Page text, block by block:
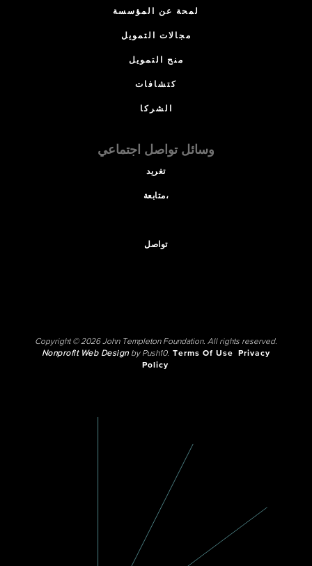
لمحة عن المؤسسة
مجالات التمويل
منح التمويل
كتشافات
الشركا
وسائل تواصل اجتماعي
تغريد
متابعة،
تواصل
Copyright © 2026 John Templeton Foundation. All rights reserved.
Nonprofit Web Designby Push10. Terms Of Use
Privacy
Policy